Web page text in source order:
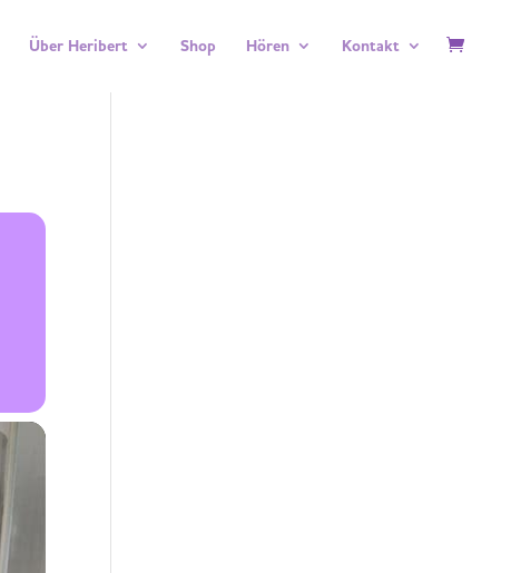
Über Heribert Shop Hören Kontakt